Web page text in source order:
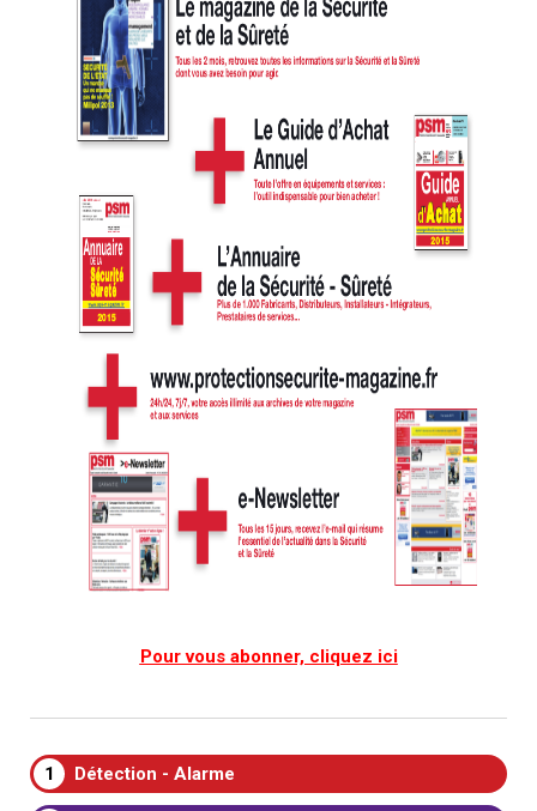
Pour vous abonner, cliquez ici
1 Détection - Alarme